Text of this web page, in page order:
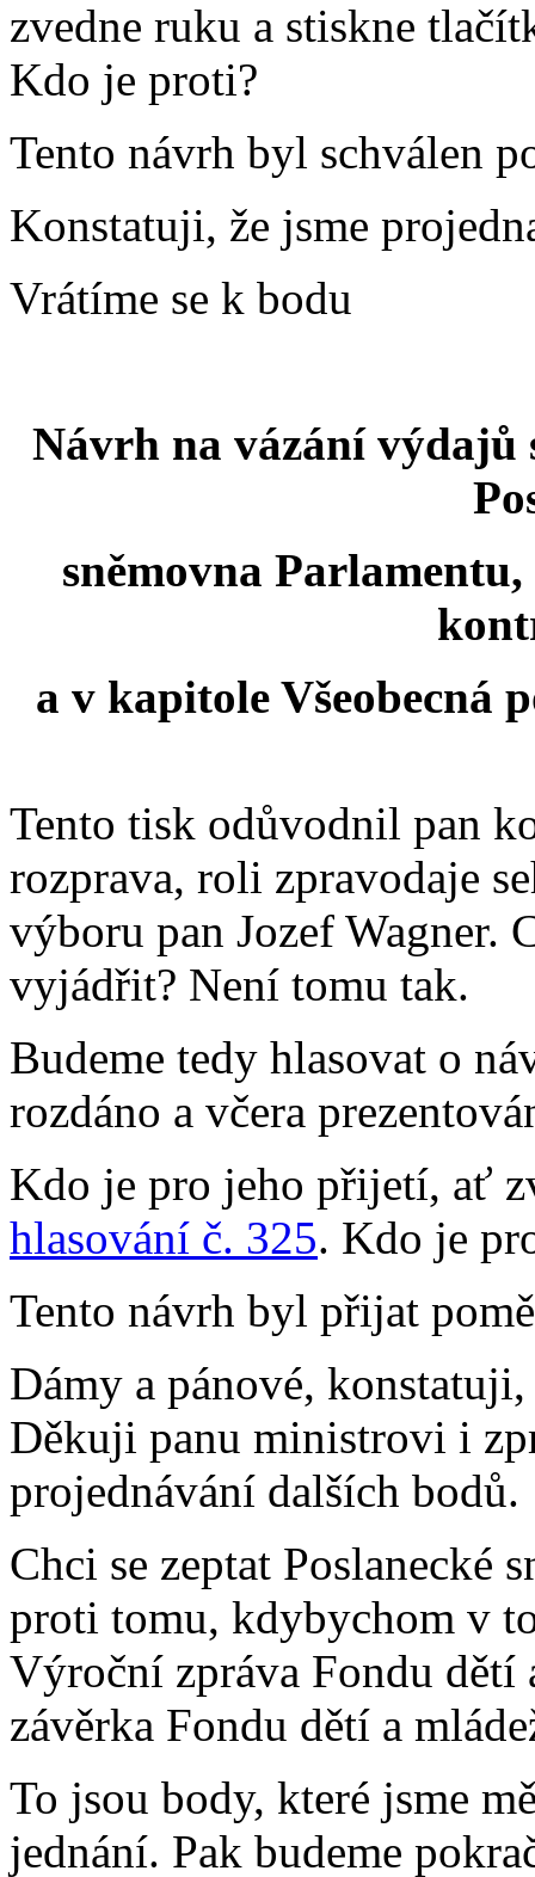
zvedne ruku a stiskne
Kdo je proti?
Tento návrh byl schválen
Konstatuji, že jsme
Vrátíme se k bodu
Návrh na vázání
sněmovna
a v kapitole Všeobecná
Tento tisk odůvodnil pan
rozprava, roli zpravodaje
výboru pan Jozef Wagner.
vyjádřit? Není tomu tak.
Budeme tedy hlasovat o
rozdáno a včera
Kdo je pro jeho přijetí, ať
hlasování č. 325. Kdo je
Tento návrh byl přijat
Dámy a pánové,
Děkuji panu ministrovi i
projednávání dalších bodů.
Chci se zeptat Poslanecké
proti tomu, kdybychom v
Výroční zpráva Fondu dětí
závěrka Fondu dětí a
To jsou body, které jsme
jednání. Pak budeme